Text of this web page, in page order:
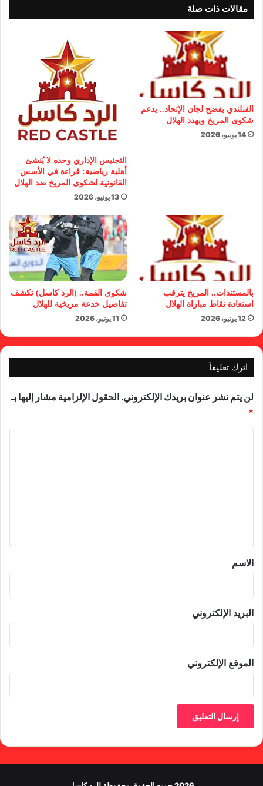
مقالات ذات صلة
الفنلندي يفضح لجان الإتحاد.. يدعم
شكوى المريخ ويهدد الهلال
14 يونيو، 2026
التجنيس الإداري وحده لا يُنشئ
أهلية رياضية: قراءة في الأسس
القانونية لشكوى المريخ ضد الهلال
13 يونيو، 2026
بالمستندات.. المريخ يترقب
استعادة نقاط مباراة الهلال
12 يونيو، 2026
شكوى القمة.. (الرد كاسل) تكشف
تفاصيل خدعة مريخية للهلال
11 يونيو، 2026
اترك تعليقاً
لن يتم نشر عنوان بريدك الإلكتروني. الحقول الإلزامية مشار إليها بـ
*
*
الاسم
البريد الإلكتروني
الموقع الإلكتروني